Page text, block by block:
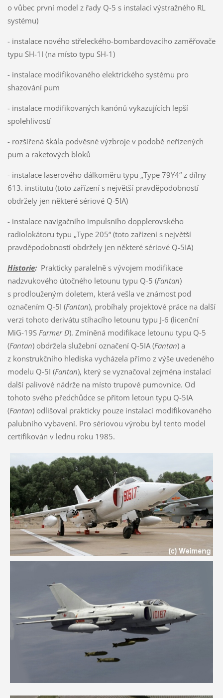
o vůbec první model z řady Q-5 s instalací výstražného RL
systému)
- instalace nového střeleckého-bombardovacího zaměřovače
typu SH-1I (na místo typu SH-1)
- instalace modifikovaného elektrického systému pro
shazování pum
- instalace modifikovaných kanónů vykazujících lepší
spolehlivostí
- rozšířená škála podvěsné výzbroje v podobě neřízených
pum a raketových bloků
- instalace laserového dálkoměru typu „Type 79Y4“ z dílny
613. institutu (toto zařízení s největší pravděpodobností
obdržely jen některé sériové Q-5IA)
- instalace navigačního impulsního dopplerovského
radiolokátoru typu „Type 205“ (toto zařízení s největší
pravděpodobností obdržely jen některé sériové Q-5IA)
Historie:Prakticky paralelně s vývojem modifikace
nadzvukového útočného letounu typu Q-5 (Fantan)
s prodlouženým doletem, která vešla ve známost pod
označením Q-5I (Fantan), probíhaly projektové práce na další
verzi tohoto derivátu stíhacího letounu typu J-6 (licenční
MiG-19S Farmer D). Zmíněná modifikace letounu typu Q-5
(Fantan) obdržela služební označení Q-5IA (Fantan) a
z konstrukčního hlediska vycházela přímo z výše uvedeného
modelu Q-5I (Fantan), který se vyznačoval zejména instalací
další palivové nádrže na místo trupové pumovnice. Od
tohoto svého předchůdce se přitom letoun typu Q-5IA
(Fantan) odlišoval prakticky pouze instalací modifikovaného
palubního vybavení. Pro sériovou výrobu byl tento model
certifikován v lednu roku 1985.